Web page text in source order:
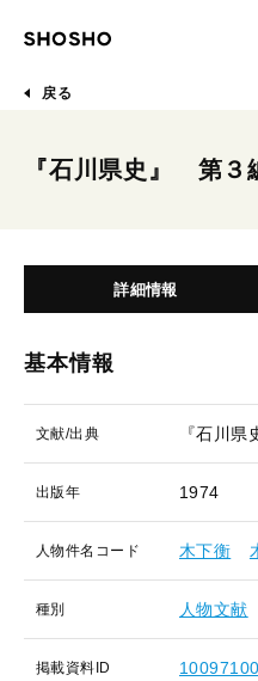
戻る
『石川県史』 第
詳細情報
基本情報
文献/出典 『石川
出版年 1974
人物件名コード 木下衡
種別 人物文献
掲載資料ID